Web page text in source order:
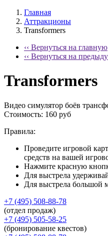
Главная
Аттракционы
Transformers
‹‹ Вернуться на главную
‹‹ Вернуться на
Transformers
Видео симулятор боёв
Стоимость: 160 руб
Правила:
Проведите игровой
средств на вашей
Нажмите красную
Для выстрела
Для выстрела большой
+7 (495) 508-88-78
(отдел продаж)
+7 (495) 505-58-25
(бронирование квестов)